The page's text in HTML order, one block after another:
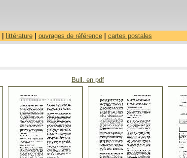
littérature| ouvrages de référence| cartes postales
Bull. en pdf